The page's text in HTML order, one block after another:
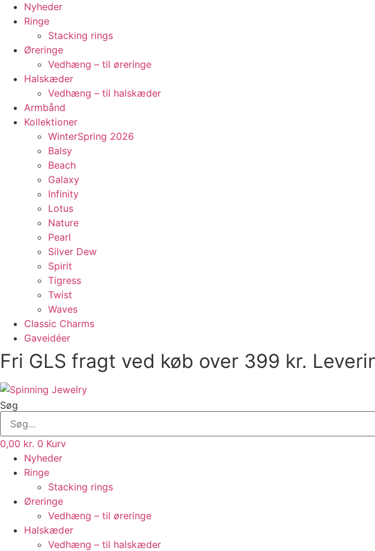
Nyheder
Ringe
Stacking rings
Øreringe
Vedhæng – til øreringe
Halskæder
Vedhæng – til halskæder
Armbånd
Kollektioner
WinterSpring 2026
Balsy
Beach
Galaxy
Infinity
Lotus
Nature
Pearl
Silver Dew
Spirit
Tigress
Twist
Waves
Classic Charms
Gaveidéer
Fri GLS fragt ved køb over 399 kr.
Søg
0,00 kr. 0 Kurv
Nyheder
Ringe
Stacking rings
Øreringe
Vedhæng – til øreringe
Halskæder
Vedhæng – til halskæder